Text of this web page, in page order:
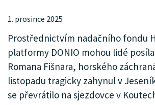
SPOLEČNOST
HISTORIE
MHD
INZERCE
1. prosince 2025
Prostřednictvím nadačního fondu
platformy DONIO mohou lidé
Romana Fišnara, horského
listopadu tragicky zahynul v
se převrátilo na sjezdovce v